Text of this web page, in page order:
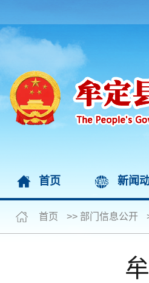
首页 新闻
首页 >> 部门信息公开